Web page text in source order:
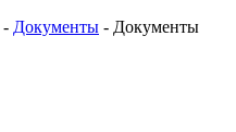
- Документы - Документы